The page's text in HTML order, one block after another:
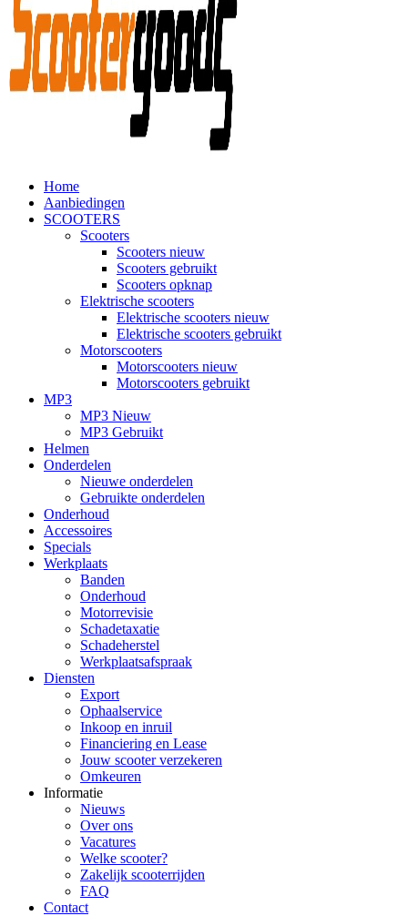
Home
Aanbiedingen
SCOOTERS
Scooters
Scooters nieuw
Scooters gebruikt
Scooters opknap
Elektrische scooters
Elektrische scooters nieuw
Elektrische scooters gebruikt
Motorscooters
Motorscooters nieuw
Motorscooters gebruikt
MP3
MP3 Nieuw
MP3 Gebruikt
Helmen
Onderdelen
Nieuwe onderdelen
Gebruikte onderdelen
Onderhoud
Accessoires
Specials
Werkplaats
Banden
Onderhoud
Motorrevisie
Schadetaxatie
Schadeherstel
Werkplaatsafspraak
Diensten
Export
Ophaalservice
Inkoop en inruil
Financiering en Lease
Jouw scooter verzekeren
Omkeuren
Informatie
Nieuws
Over ons
Vacatures
Welke scooter?
Zakelijk scooterrijden
FAQ
Contact